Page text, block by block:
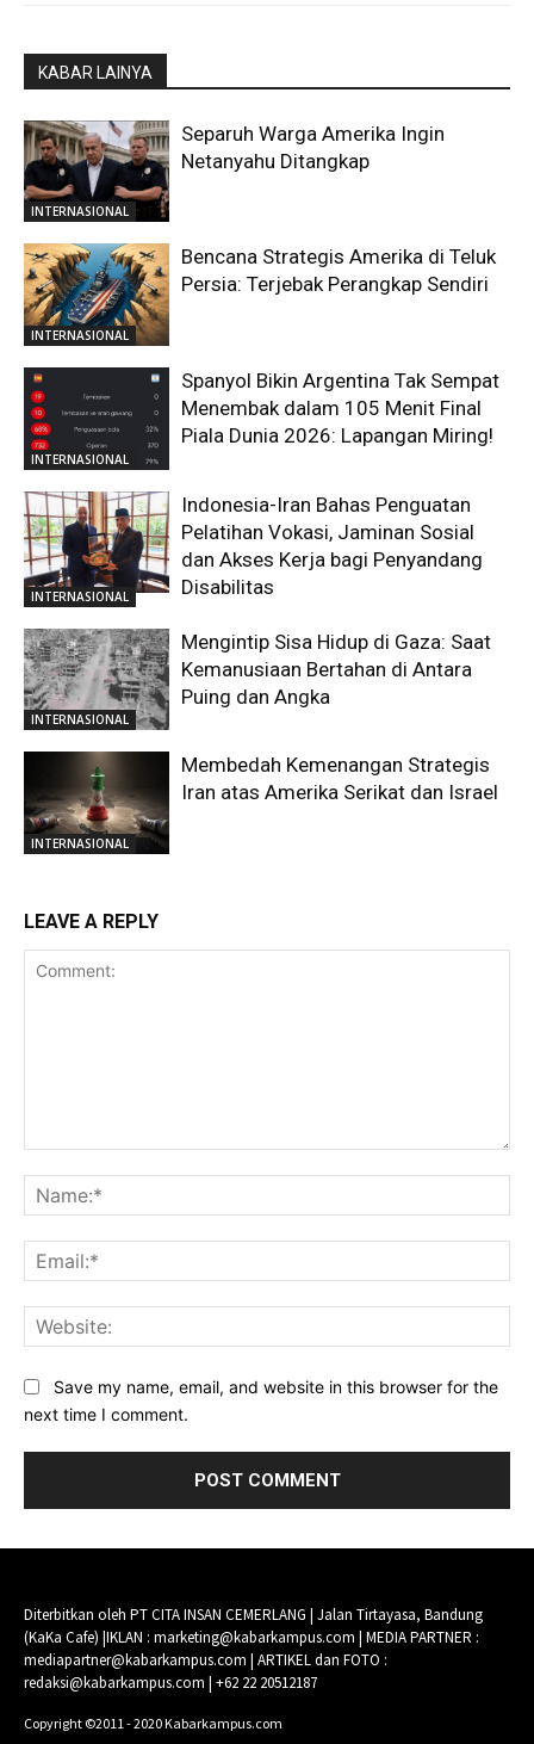
KABAR LAINYA
INTERNASIONAL
Separuh Warga Amerika Ingin
Netanyahu Ditangkap
INTERNASIONAL
Bencana Strategis Amerika di Teluk
Persia: Terjebak Perangkap Sendiri
INTERNASIONAL
Spanyol Bikin Argentina Tak Sempat
Menembak dalam 105 Menit Final
Piala Dunia 2026: Lapangan Miring!
INTERNASIONAL
Indonesia-Iran Bahas Penguatan
Pelatihan Vokasi, Jaminan Sosial
dan Akses Kerja bagi Penyandang
Disabilitas
INTERNASIONAL
Mengintip Sisa Hidup di Gaza: Saat
Kemanusiaan Bertahan di Antara
Puing dan Angka
INTERNASIONAL
Membedah Kemenangan Strategis
Iran atas Amerika Serikat dan Israel
LEAVE A REPLY
Save my name, email, and website in this browser for the
next time I comment.
Diterbitkan oleh PT CITA INSAN CEMERLANG | Jalan Tirtayasa, Bandung
(KaKa Cafe) |IKLAN : marketing@kabarkampus.com | MEDIA PARTNER :
mediapartner@kabarkampus.com | ARTIKEL dan FOTO :
redaksi@kabarkampus.com | +62 22 20512187
Copyright ©2011 - 2020 Kabarkampus.com